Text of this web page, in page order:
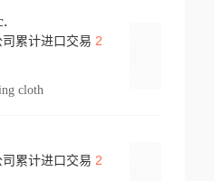
累计进口交易 2
cloth
累计进口交易 2